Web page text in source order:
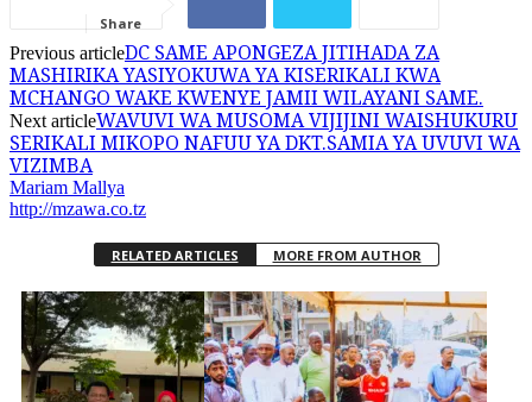
Share
Previous articleDC SAME APONGEZA JITIHADA ZA
MASHIRIKA YASIYOKUWA YA KISERIKALI KWA
MCHANGO WAKE KWENYE JAMII WILAYANI SAME.
Next articleWAVUVI WA MUSOMA VIJIJINI WAISHUKURU
SERIKALI MIKOPO NAFUU YA DKT.SAMIA YA UVUVI WA
VIZIMBA
Mariam Mallya
http://mzawa.co.tz
RELATED ARTICLES MORE FROM AUTHOR